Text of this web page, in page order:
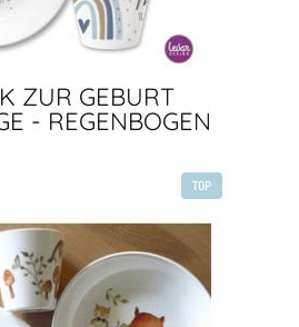
ZUR GEBURT
- REGENBOGEN
TOP